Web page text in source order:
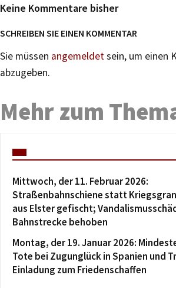
Keine Kommentare bisher
SCHREIBEN SIE EINEN KOMMENTAR
Sie müssen angemeldetsein, um einen
abzugeben.
Mehr zum
Mittwoch, der 11. Februar 2026:
Straßenbahnschiene statt
aus Elster gefischt;
Bahnstrecke behoben
Montag, der 19. Januar 2026:
Tote bei Zugunglück in Spanien und
Einladung zum Friedenschaffen